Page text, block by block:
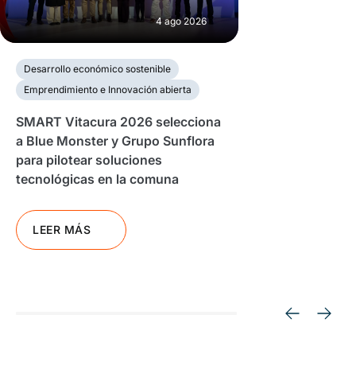
4 ago 2026
Desarrollo económico sostenible
Emprendimiento e Innovación abierta
SMART Vitacura 2026 selecciona
a Blue Monster y Grupo Sunflora
para pilotear soluciones
tecnológicas en la comuna
LEER MÁS